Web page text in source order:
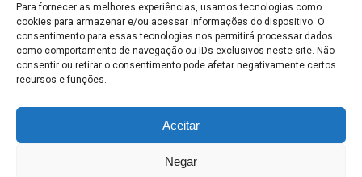
Para fornecer as melhores experiências, usamos tecnologias como
cookies para armazenar e/ou acessar informações do dispositivo. O
consentimento para essas tecnologias nos permitirá processar dados
como comportamento de navegação ou IDs exclusivos neste site. Não
consentir ou retirar o consentimento pode afetar negativamente certos
recursos e funções.
Aceitar
Negar
informativo, servindo como boletins de divulgação, e não devem ser
interpretadas como recomendações de investimento.Leia mais
Bolsa de Valores